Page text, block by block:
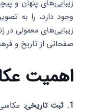
زیبایی‌های پنهان و
وجود دارد، را به
زیبایی‌های معمولی در
صفحاتی از تاریخ و
اهمیت
1. ثبت تاریخی: